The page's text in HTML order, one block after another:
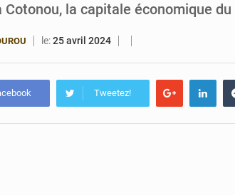
Cotonou, la capitale économique
le:25 avril 2024
Tweetez!